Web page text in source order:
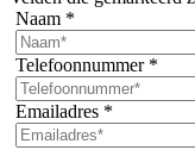
Naam *
Telefoonnummer *
Emailadres *